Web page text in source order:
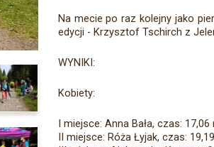
Na mecie po raz kolejny jako
edycji - Krzysztof Tschirch z
WYNIKI:
Kobiety:
I miejsce: Anna Bała, czas: 17,06
II miejsce: Róża Łyjak, czas: